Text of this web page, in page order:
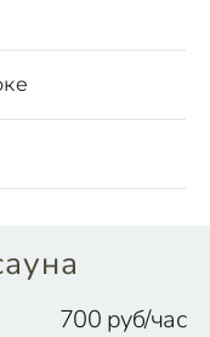
700 руб/час